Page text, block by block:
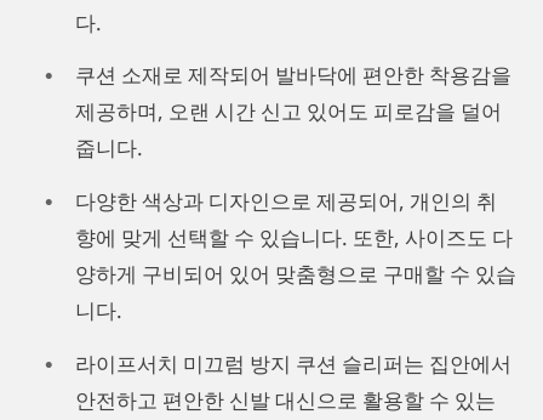
다.
쿠션 소재로 제작되어 발바닥에 편안한 착용감을
제공하며, 오랜 시간 신고 있어도 피로감을 덜어
줍니다.
다양한 색상과 디자인으로 제공되어, 개인의 취
향에 맞게 선택할 수 있습니다. 또한, 사이즈도 다
양하게 구비되어 있어 맞춤형으로 구매할 수 있습
니다.
라이프서치 미끄럼 방지 쿠션 슬리퍼는 집안에서
안전하고 편안한 신발 대신으로 활용할 수 있는